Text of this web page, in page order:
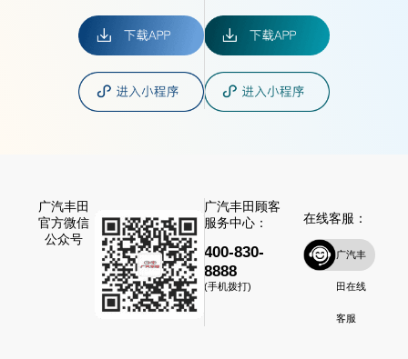
广汽丰田
官方微信
公众号
广汽丰田顾客
服务中心：
400-830-
8888
(手机拨打)
在线客服：
广汽丰
田在线
客服